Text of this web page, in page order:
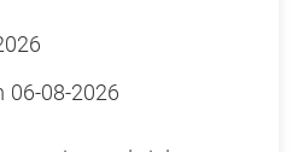
06-08-2026